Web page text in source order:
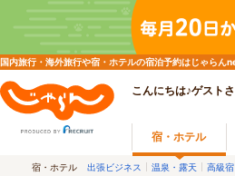
国内旅行・海外旅行や宿・ホテルの宿泊予約はじゃら
こんにちは♪ゲスト
宿・ホテル
宿・ホテル 出張ビジネス 温泉・露天 高級宿